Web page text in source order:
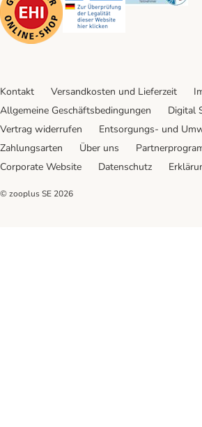
Kontakt Versandkosten und Lieferzeit
Allgemeine Geschäftsbedingungen
Digital
Vertrag widerrufen
Entsorgungs- und
Zahlungsarten
Über uns
Corporate Website
Datenschutz
© zooplus SE 2026